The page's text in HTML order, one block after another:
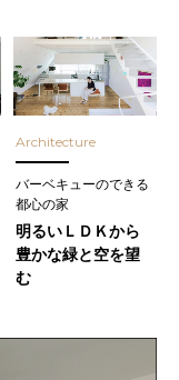
Architecture
バーベキューのできる
都心の家
明るいＬＤＫから
豊かな緑と空を望
む